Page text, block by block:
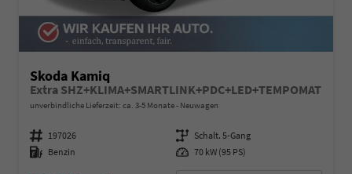
Skoda Kamiq
Extra SHZ+KLIMA+SMARTLINK+PDC+LED+TEMPOMAT
unverbindliche Lieferzeit: ca. 3-5 Monate Neuwagen
Fahrzeugnummer 197026 Getriebe Schalt. 5-Gang
Kraftstoff Benzin Leistung 70 kW (95 PS)